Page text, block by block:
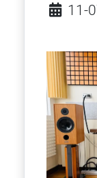
11-